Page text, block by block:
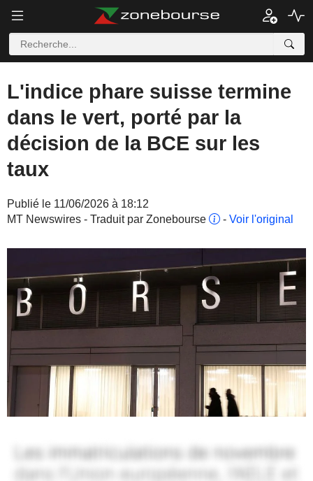
L'indice phare suisse termine
dans le vert, porté par la
décision de la BCE sur les
taux
Publié le 11/06/2026 à 18:12
MT Newswires - Traduit par Zonebourse
- Voir l'original